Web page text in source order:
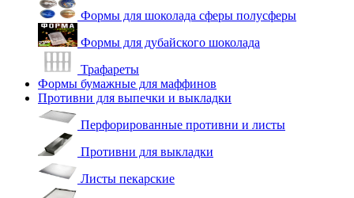
Формы для шоколада сферы полусферы
Формы для дубайского шоколада
Трафареты
Формы бумажные для маффинов
Противни для выпечки и выкладки
Перфорированные противни и листы
Противни для выкладки
Листы пекарские